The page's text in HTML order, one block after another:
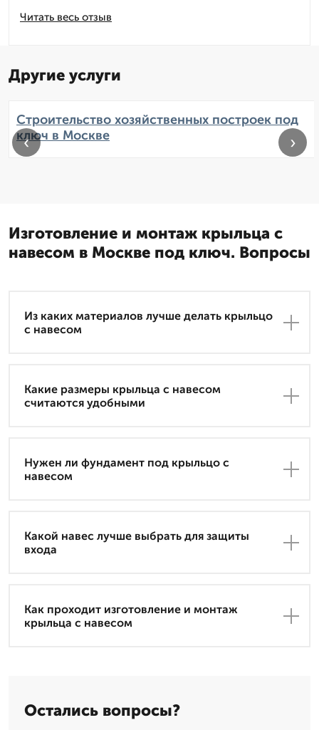
Читать весь отзыв
Другие услуги
Строительство хозяйственных построек под
ключ в Москве
‹ ›
Изготовление и монтаж крыльца с
навесом в Москве под ключ. Вопросы
Из каких материалов лучше делать крыльцо
с навесом
Какие размеры крыльца с навесом
считаются удобными
Нужен ли фундамент под крыльцо с
навесом
Какой навес лучше выбрать для защиты
входа
Как проходит изготовление и монтаж
крыльца с навесом
Остались вопросы?